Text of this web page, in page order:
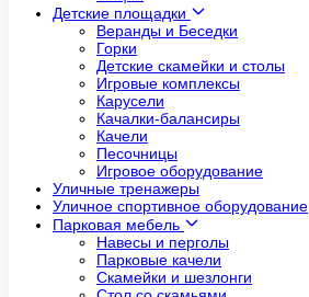
Детские площадки
Веранды и Беседки
Горки
Детские скамейки и столы
Игровые комплексы
Карусели
Качалки-балансиры
Качели
Песочницы
Игровое оборудование
Уличные тренажеры
Уличное спортивное оборудование
Парковая мебель
Навесы и перголы
Парковые качели
Скамейки и шезлонги